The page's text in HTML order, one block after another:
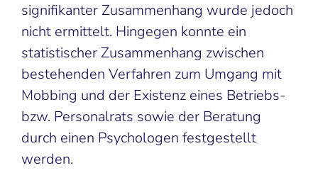
signifikanter Zusammenhang wurde jedoch
nicht ermittelt. Hingegen konnte ein
statistischer Zusammenhang zwischen
bestehenden Verfahren zum Umgang mit
Mobbing und der Existenz eines Betriebs-
bzw. Personalrats sowie der Beratung
durch einen Psychologen festgestellt
werden.